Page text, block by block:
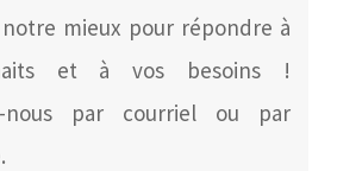
mieux pour répondre à
et à vos besoins !
nous par courriel ou par